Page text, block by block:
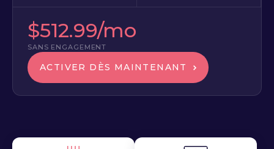
$512.99/mo
SANS ENGAGEMENT
ACTIVER DÈS MAINTENANT